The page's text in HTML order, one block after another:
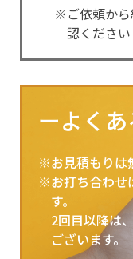
※ご依頼から
認ください
ーよく
※お見積もりは
※お打ち合わせ
す。
2回目以降は
ございます。